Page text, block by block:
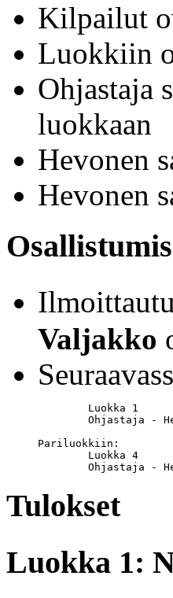
Kilpailut
Luokkiin
Ohjastaja
luokkaan
Hevonen
Hevonen
Valjakko
Pariluokkiin:
Ohjastaja -
Tulokset
Luokka 1: